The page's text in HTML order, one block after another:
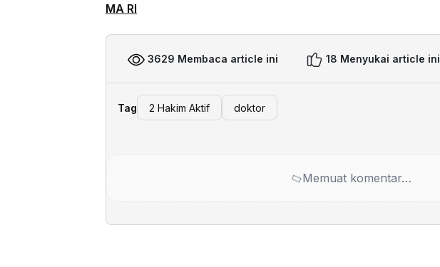
MA RI
3629 Membaca article ini 18 Menyukai article ini
Tag 2 Hakim Aktif doktor
Memuat komentar…